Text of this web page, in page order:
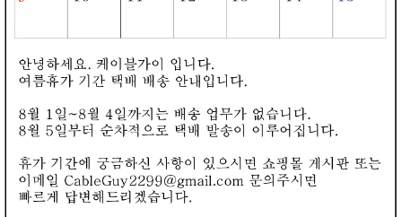
[302541]NEXT(넥스트) 4K60Hz HDMI2.0 1:2분배기 [NEXT-90